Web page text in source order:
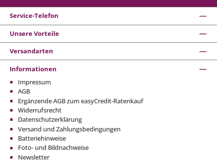
Service-Telefon
Unsere Vorteile
Versandarten
Informationen
Impressum
AGB
Ergänzende AGB zum easyCredit-Ratenkauf
Widerrufsrecht
Datenschutzerklärung
Versand und Zahlungsbedingungen
Batteriehinweise
Foto- und Bildnachweise
Newsletter